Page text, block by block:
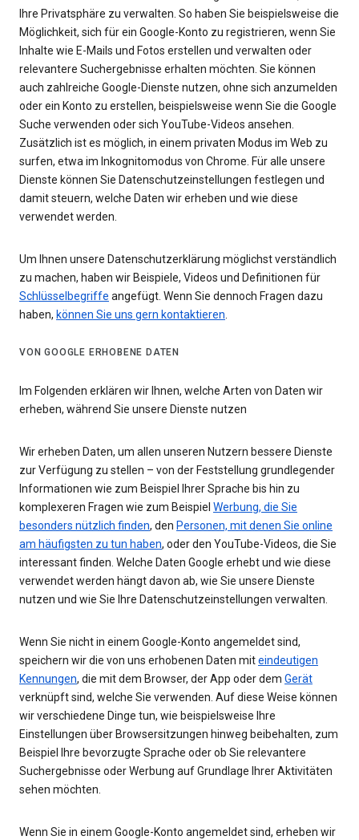
Ihre Privatsphäre zu verwalten. So haben Sie beispielsweise die
Möglichkeit, sich für ein Google-Konto zu registrieren, wenn Sie
Inhalte wie E-Mails und Fotos erstellen und verwalten oder
relevantere Suchergebnisse erhalten möchten. Sie können
auch zahlreiche Google-Dienste nutzen, ohne sich anzumelden
oder ein Konto zu erstellen, beispielsweise wenn Sie die Google
Suche verwenden oder sich YouTube-Videos ansehen.
Zusätzlich ist es möglich, in einem privaten Modus im Web zu
surfen, etwa im Inkognitomodus von Chrome. Für alle unsere
Dienste können Sie Datenschutzeinstellungen festlegen und
damit steuern, welche Daten wir erheben und wie diese
verwendet werden.
Um Ihnen unsere Datenschutzerklärung möglichst verständlich
zu machen, haben wir Beispiele, Videos und Definitionen für
Schlüsselbegriffe angefügt. Wenn Sie dennoch Fragen dazu
haben, können Sie uns gern kontaktieren.
VON GOOGLE ERHOBENE DATEN
Im Folgenden erklären wir Ihnen, welche Arten von Daten wir
erheben, während Sie unsere Dienste nutzen
Wir erheben Daten, um allen unseren Nutzern bessere Dienste
zur Verfügung zu stellen – von der Feststellung grundlegender
Informationen wie zum Beispiel Ihrer Sprache bis hin zu
komplexeren Fragen wie zum Beispiel Werbung, die Sie
besonders nützlich finden, den Personen, mit denen Sie online
am häufigsten zu tun haben, oder den YouTube-Videos, die Sie
interessant finden. Welche Daten Google erhebt und wie diese
verwendet werden hängt davon ab, wie Sie unsere Dienste
nutzen und wie Sie Ihre Datenschutzeinstellungen verwalten.
Wenn Sie nicht in einem Google-Konto angemeldet sind,
speichern wir die von uns erhobenen Daten miteindeutigen
Kennungen, die mit dem Browser, der App oder dem Gerät
verknüpft sind, welche Sie verwenden. Auf diese Weise können
wir verschiedene Dinge tun, wie beispielsweise Ihre
Einstellungen über Browsersitzungen hinweg beibehalten, zum
Beispiel Ihre bevorzugte Sprache oder ob Sie relevantere
Suchergebnisse oder Werbung auf Grundlage Ihrer Aktivitäten
sehen möchten.
Wenn Sie in einem Google-Konto angemeldet sind, erheben wir